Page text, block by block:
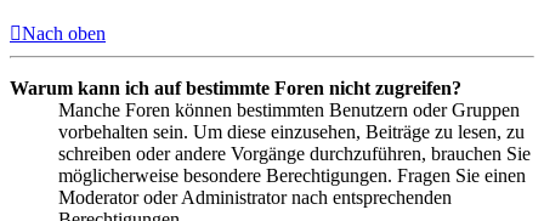
Nach oben
Warum kann ich auf bestimmte Foren nicht zugreifen?
Manche Foren können bestimmten Benutzern oder Gruppen
vorbehalten sein. Um diese einzusehen, Beiträge zu lesen, zu
schreiben oder andere Vorgänge durchzuführen, brauchen Sie
möglicherweise besondere Berechtigungen. Fragen Sie einen
Moderator oder Administrator nach entsprechenden